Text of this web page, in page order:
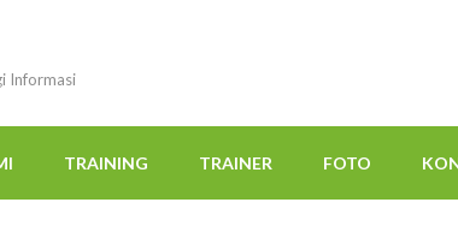
Informasi
TRAINING TRAINER FOTO